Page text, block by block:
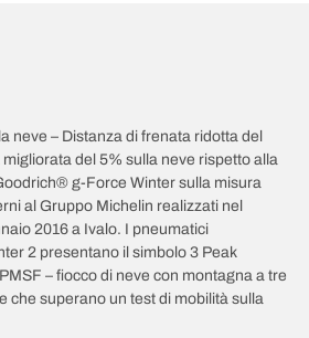
neve – Distanza di frenata ridotta del
del 5% sulla neve rispetto alla
g-Force Winter sulla misura
al Gruppo Michelin realizzati nel
2016 a Ivalo. I pneumatici
2 presentano il simbolo 3 Peak
– fiocco di neve con montagna a tre
che superano un test di mobilità sulla